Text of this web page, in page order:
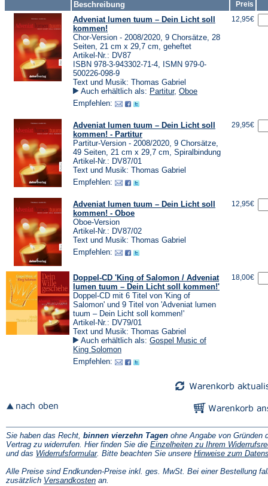
Beschreibung Preis
Adveniat lumen tuum – Dein Licht soll
kommen!
Chor-Version - 2008/2020, 9 Chorsätze, 28
Seiten, 21 cm x 29,7 cm, geheftet
Artikel-Nr.: DV87
ISBN 978-3-943302-71-4, ISMN 979-0-
500226-098-9
Text und Musik: Thomas Gabriel
Auch erhältlich als: Partitur, Oboe
Empfehlen:
12,95€
Adveniat lumen tuum – Dein Licht soll
kommen! - Partitur
Partitur-Version - 2008/2020, 9 Chorsätze,
49 Seiten, 21 cm x 29,7 cm, Spiralbindung
Artikel-Nr.: DV87/01
Text und Musik: Thomas Gabriel
Empfehlen:
29,95€
Adveniat lumen tuum – Dein Licht soll
kommen! - Oboe
Oboe-Version
Artikel-Nr.: DV87/02
Text und Musik: Thomas Gabriel
Empfehlen:
12,95€
Doppel-CD 'King of Salomon / Adveniat
lumen tuum – Dein Licht soll kommen!'
Doppel-CD mit 6 Titel von 'King of
Salomon' und 9 Titel von 'Adveniat lumen
tuum – Dein Licht soll kommen!'
Artikel-Nr.: DV79/01
Text und Musik: Thomas Gabriel
Auch erhältlich als: Gospel Music of
King Solomon
Empfehlen:
18,00€
Sie haben das Recht, binnen vierzehn Tagen ohne Angabe von Gründen
Vertrag zu widerrufen. Hier finden Sie die Einzelheiten zu Ihrem
und das Widerrufsformular(Öffnet
einem
neuen
. Bitte beachten Sie unsere Hinweise zum
Alle Preise sind Endkunden-Preise inkl. ges. MwSt. Bei einer Bestellung
zusätzlich Versandkosten(Öffnet
an.